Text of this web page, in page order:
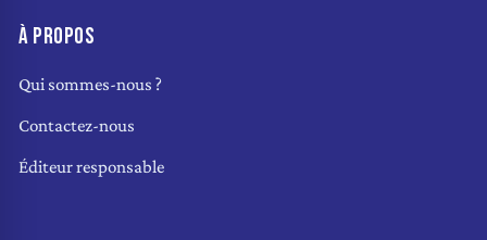
À PROPOS
Qui sommes-nous ?
Contactez-nous
Éditeur responsable